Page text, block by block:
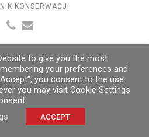
KONSERWACJI
to give you the most
your preferences and
you consent to the use
you may visit Cookie Settings
ACCEPT